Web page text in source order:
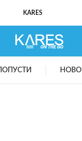
KARES
ПОПУСТИ НОВО